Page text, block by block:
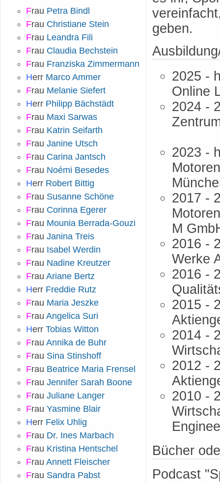
geben.
2025 -
Online
2024 -
2023 -
2017 -
M
2016 -
Werke
2016 -
2015 -
2014 -
2012 -
2010 -
Bücher
Podcast
Frau Petra Bindl
Frau Christiane Stein
Frau Leandra Fili
Frau Claudia Bechstein
Frau Franziska Zimmermann
Herr Marco Ammer
Frau Melanie Siefert
Herr Philipp Bächstädt
Frau Maxi Sarwas
Frau Katrin Seifarth
Frau Janine Utsch
Frau Carina Jantsch
Frau Noémi Besedes
Herr Robert Bittig
Frau Susanne Schöne
Frau Corinna Egerer
Frau Mounia Berrada-Gouzi
Frau Janina Treis
Frau Isabel Werdin
Frau Nadine Kreutzer
Frau Ariane Bertz
Herr Freddie Rutz
Frau Maria Jeszke
Frau Angelica Suri
Herr Tobias Witton
Frau Annika de Buhr
Frau Sina Stinshoff
Frau Beatrice Maria Frensel
Frau Jennifer Sarah Boone
Frau Juliane Langer
Frau Yasmine Blair
Herr Felix Uhlig
Frau Dr. Ines Marbach
Frau Kristina Hentschel
Frau Annett Fleischer
Frau Sandra Pabst